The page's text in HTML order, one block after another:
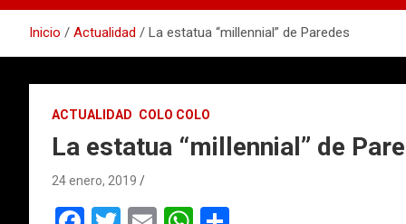
Inicio Actualidad La estatua “millennial” de Paredes
ACTUALIDAD COLO COLO
La estatua “millennial” de
24 enero, 2019